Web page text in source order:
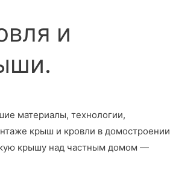
и
материалы, технологии,
крыш и кровли в домостроении
крышу над частным домом —